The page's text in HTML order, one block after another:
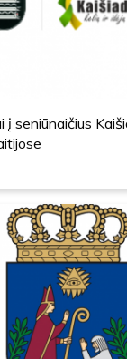
į seniūnaičius